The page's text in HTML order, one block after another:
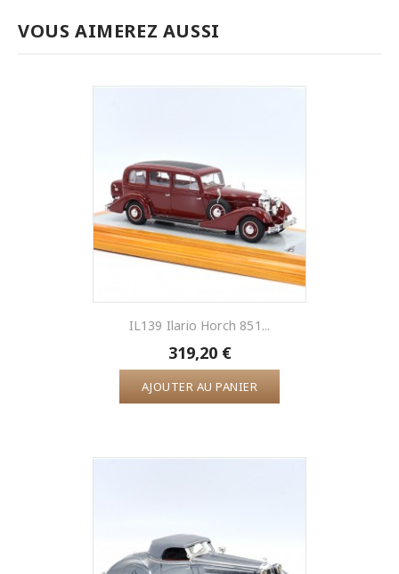
VOUS AIMEREZ AUSSI
IL139 Ilario Horch 851...
319,20 €
AJOUTER AU PANIER